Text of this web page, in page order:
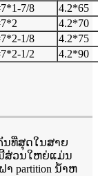
7/8
4.2*65
4.2*70
1/8
4.2*75
1/2 4.2*90
ນທີ່ສຸດໃນສາຍ
ສ່ວນໃຫຍ່ແມ່ນ
າ partition ນ້ໍາຫ